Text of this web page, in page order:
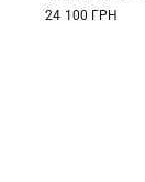
10 UK
24 100 ГРН